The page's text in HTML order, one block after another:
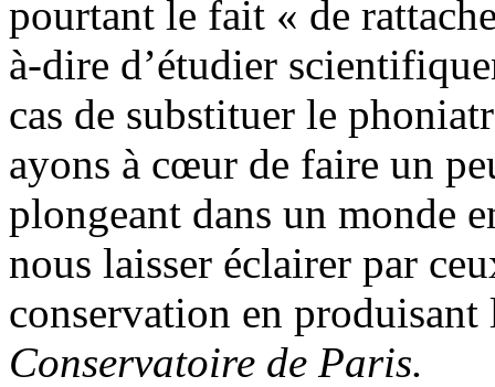
pourtant le fait « de
à-dire d’étudier
cas de substituer le
ayons à cœur de faire un
plongeant dans un monde
nous laisser éclairer par
conservation en
Conservatoire de Paris.